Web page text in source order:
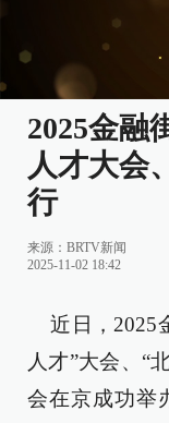
2025金融
人才大会
行
来源： BRTV新闻
2025-11-02 18:42
近日，2025
人才”大会、“
会在京成功举